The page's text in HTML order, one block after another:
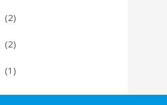
(2)
(2)
(1)